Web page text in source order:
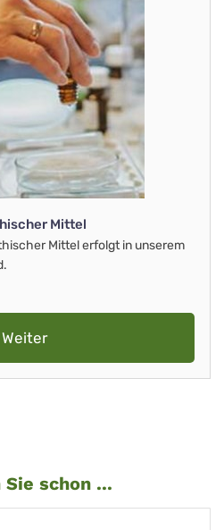
Mittel
Mittel erfolgt in unserem
Weiter
Sie schon ...